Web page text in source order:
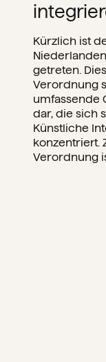
Kürzlich ist
getreten.
Verordnung
umfassende
dar, die sich
Künstliche
konzentriert.
Verordnung